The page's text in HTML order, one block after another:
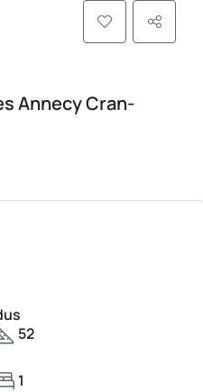
bsd-immo.com
Annecy Cran-
52
1